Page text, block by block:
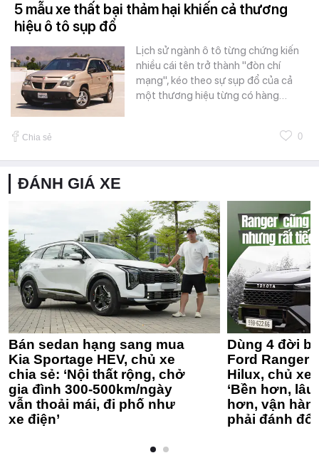
5 mẫu xe thất bại thảm hại khiến cả thương
hiệu ô tô sụp đổ
Lịch sử ngành ô tô từng chứng kiến
nhiều cái tên trở thành "đòn chí
mạng", kéo theo sự sụp đổ của cả
một thương hiệu từng có hàng…
Chia sẻ 0
ĐÁNH GIÁ XE
Bán sedan hạng sang mua
Kia Sportage HEV, chủ xe
chia sẻ: ‘Nội thất rộng, chở
gia đình 300-500km/ngày
vẫn thoải mái, đi phố như
xe điện’
Dùng 4 đời
Ford Ranger
Hilux, chủ xe
‘Bền hơn,
hơn, vận
phải đánh